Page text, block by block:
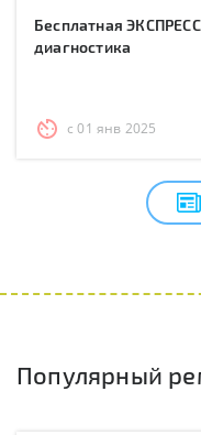
Бесплатная ЭКСПРЕСС
диагностика
с 01 янв 2025
Популярный